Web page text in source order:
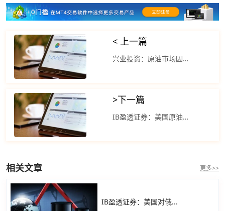
< 上一篇
兴业投资：原油市场因耶稣受难日休市
>下一篇
IB盈透证券：美国原油库存的急剧上升
相关文章 更多>>
IB盈透证券：美国对俄...